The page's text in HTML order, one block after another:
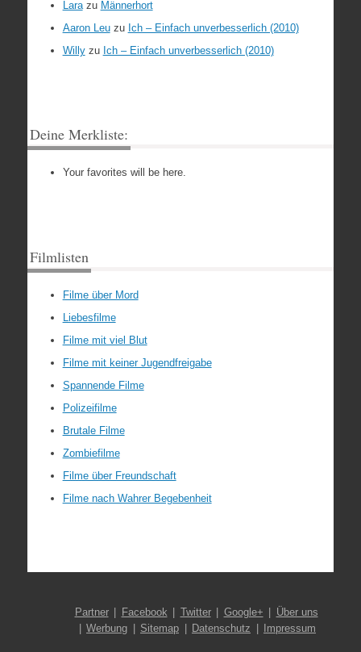
Larazu Männerhort
Aaron Leuzu Ich – Einfach unverbesserlich (2010)
Willyzu Ich – Einfach unverbesserlich (2010)
Deine Merkliste:
Your favorites will be here.
Filmlisten
Filme über Mord
Liebesfilme
Filme mit viel Blut
Filme mit keiner Jugendfreigabe
Spannende Filme
Polizeifilme
Brutale Filme
Zombiefilme
Filme über Freundschaft
Filme nach Wahrer Begebenheit
Partner Facebook Twitter Google+
Über uns
Werbung
Sitemap Datenschutz Impressum